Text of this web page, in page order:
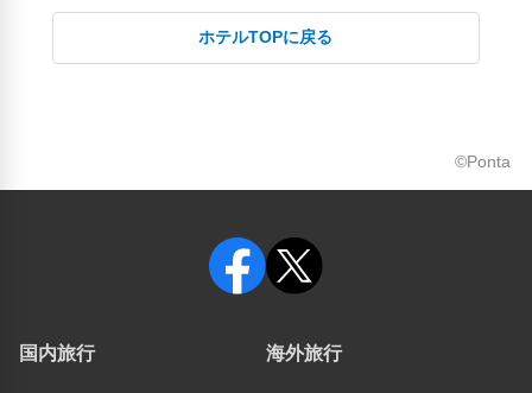
ホテルTOPに戻る
©Ponta
国内旅行 海外旅行